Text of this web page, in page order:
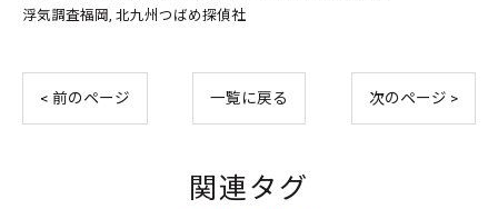
浮気調査福岡 北九州つばめ探偵社
< 前のページ 一覧に戻る 次のページ >
関連タグ